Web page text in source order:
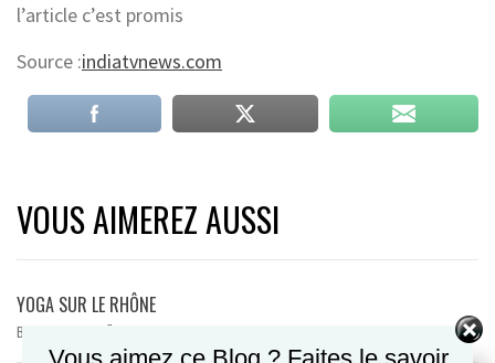
l’article c’est promis
Source :indiatvnews.com
VOUS AIMEREZ AUSSI
YOGA SUR LE RHÔNE
BY SANDRA MICAËLA